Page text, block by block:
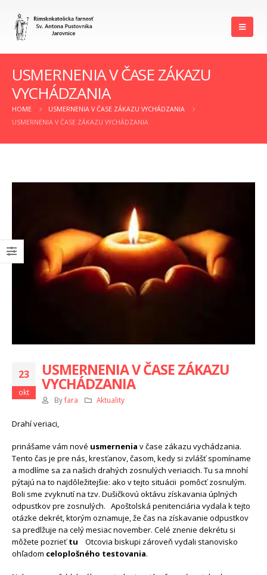
USMERNENIA V ČASE ZÁKAZU
VYCHÁDZANIA
HOME
USMERNENIA V ČASE ZÁKAZU VYCHÁDZANIA
USMERNENIA V ČASE ZÁKAZU VYCHÁDZANIA
23
okt
USMERNENIA V ČASE ZÁKAZU
VYCHÁDZANIA
By fara Aktuality
Drahí veriaci,
prinášame vám nové usmernenia v čase zákazu vychádzania.
Tento čas je pre nás, kresťanov, časom, kedy si zvlášť spomíname
a modlíme sa za našich drahých zosnulých veriacich. Tu sa mnohí
pýtajú na to najdôležitejšie: ako v tejto situácii pomôcť zosnulým.
Boli sme zvyknutí na tzv. Dušičkovú oktávu získavania úplných
odpustkov pre zosnulých. Apoštolská penitenciária vydala k tejto
otázke dekrét, ktorým oznamuje, že čas na získavanie odpustkov
sa predlžuje na celý mesiac november. Celé znenie dekrétu si
môžete pozrieť tu
Otcovia biskupi zároveň vydali stanovisko
ohľadom celoplošného testovania.